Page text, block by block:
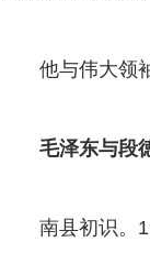
他与伟大领袖
毛泽东与段
南县初识。